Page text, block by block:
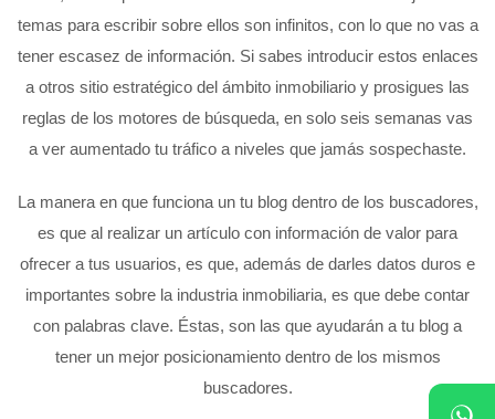
temas para escribir sobre ellos son infinitos, con lo que no vas a
tener escasez de información. Si sabes introducir estos enlaces
a otros sitio estratégico del ámbito inmobiliario y prosigues las
reglas de los motores de búsqueda, en solo seis semanas vas
a ver aumentado tu tráfico a niveles que jamás sospechaste.
La manera en que funciona un tu blog dentro de los buscadores,
es que al realizar un artículo con información de valor para
ofrecer a tus usuarios, es que, además de darles datos duros e
importantes sobre la industria inmobiliaria, es que debe contar
con palabras clave. Éstas, son las que ayudarán a tu blog a
tener un mejor posicionamiento dentro de los mismos
buscadores.